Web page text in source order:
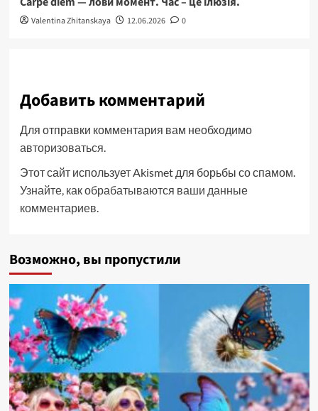
Valentina Zhitanskaya 12.06.2026 0
Добавить комментарий
Для отправки комментария вам необходимо
авторизоваться.
Этот сайт использует Akismet для борьбы со спамом.
Узнайте, как обрабатываются ваши данные
комментариев.
Возможно, вы пропустили